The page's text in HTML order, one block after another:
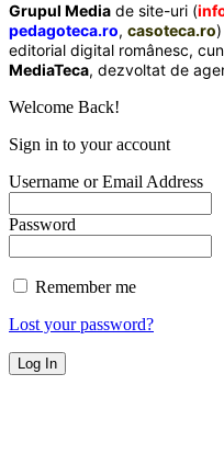
Grupul Media de site-uri (
pedagoteca.ro, casoteca.ro
editorial digital românesc,
MediaTeca, dezvoltat de
Welcome Back!
Sign in to your account
Username or Email Address
Password
Remember me
Lost your password?